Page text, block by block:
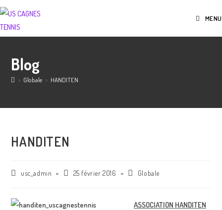
MENU
Blog
> Globale > HANDITEN
HANDITEN
usc_admin 25 février 2016 Globale
ASSOCIATION HANDITEN